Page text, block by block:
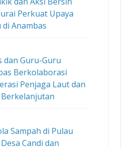
Perkuat Upaya
Anambas
dan Guru-Guru
Berkolaborasi
Penjaga Laut dan
Sampah di Pulau
Candi dan